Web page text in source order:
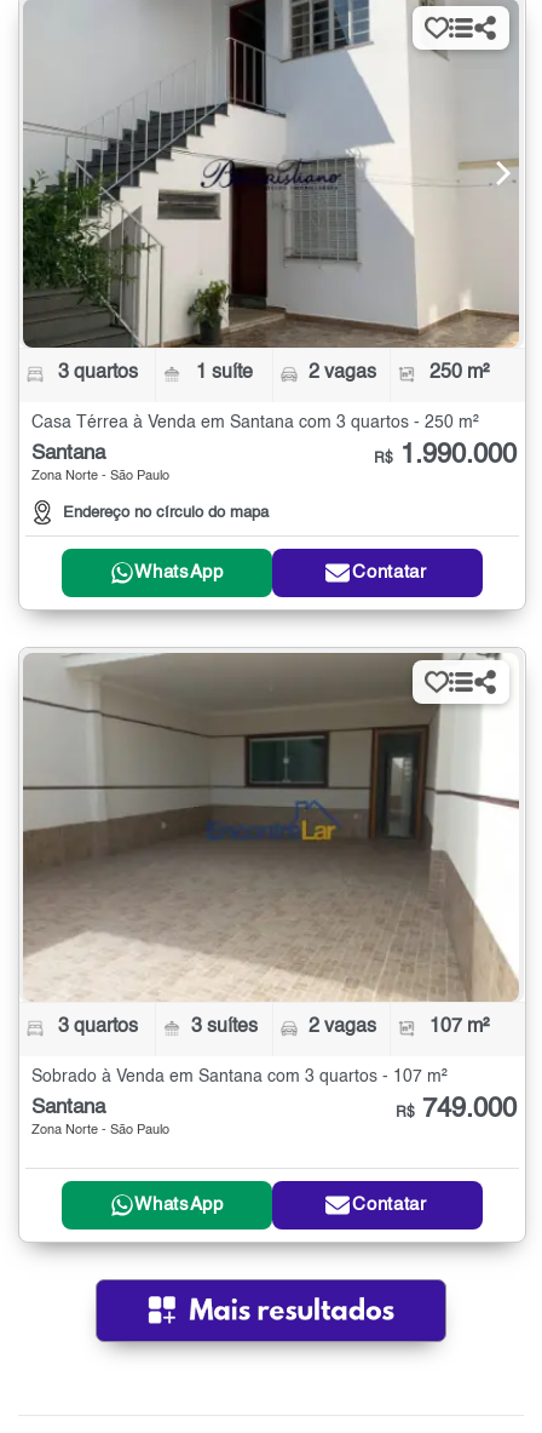
3 quartos 1 suíte 2 vagas 250 m²
Casa Térrea à Venda em Santana com 3 quartos - 250 m²
Santana
Zona Norte - São Paulo
Endereço no círculo do mapa
R$ 1.990.000
WhatsApp Contatar
3 quartos 3 suítes 2 vagas 107 m²
Sobrado à Venda em Santana com 3 quartos - 107 m²
Santana
Zona Norte - São Paulo
R$ 749.000
WhatsApp Contatar